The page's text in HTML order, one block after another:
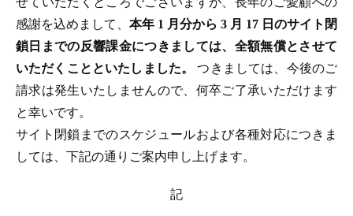
感謝を込めまして、 本年 1 月分から 3 月 17 日のサイト閉
鎖日までの反響課金につきましては、全額無償とさせて
いただくことといたしました。つきましては、今後のご
請求は発生いたしませんので、何卒ご了承いただけます
と幸いです。
サイト閉鎖までのスケジュールおよび各種対応につきま
しては、下記の通りご案内申し上げます。
記